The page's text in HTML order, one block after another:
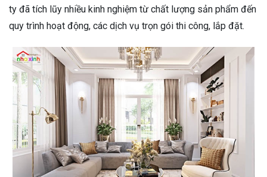
ty đã tích lũy nhiều kinh nghiệm từ chất lượng sản phẩm đến
quy trình hoạt động, các dịch vụ trọn gói thi công, lắp đặt.